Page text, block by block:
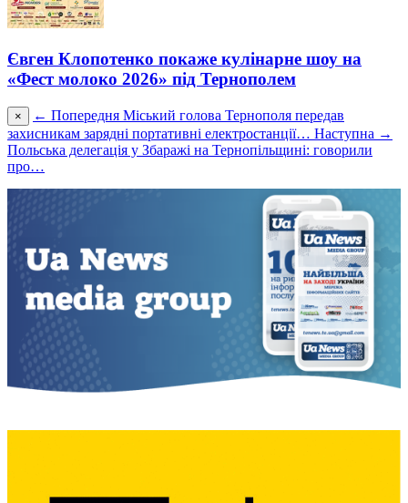
Євген Клопотенко покаже кулінарне шоу на
«Фест молоко 2026» під Тернополем
× ← Попередня Міський голова Тернополя передав
захисникам зарядні портативні електростанції… Наступна →
Польська делегація у Збаражі на Тернопільщині: говорили
про…